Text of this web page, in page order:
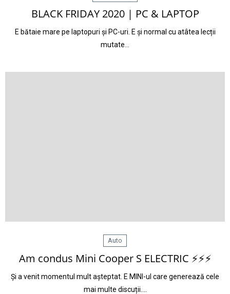
BLACK FRIDAY 2020 | PC & LAPTOP
E bătaie mare pe laptopuri și PC-uri. E și normal cu atâtea lecții
mutate…
Auto
Am condus Mini Cooper S ELECTRIC ⚡⚡⚡
Și a venit momentul mult așteptat. E MINI-ul care generează cele
mai multe discuții.…